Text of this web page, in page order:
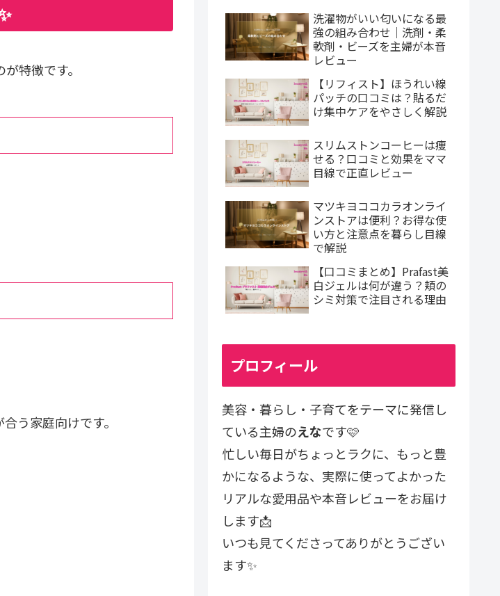
特徴です。
う家庭向けです。
洗濯物がいい匂いになる最
強の組み合わせ｜洗剤・柔
軟剤・ビーズを主婦が本音
レビュー
【リフィスト】ほうれい線
パッチの口コミは？貼るだ
け集中ケアをやさしく解説
スリムストンコーヒーは痩
せる？口コミと効果をママ
目線で正直レビュー
マツキヨココカラオンライ
ンストアは便利？お得な使
い方と注意点を暮らし目線
で解説
【口コミまとめ】Prafast美
白ジェルは何が違う？頬の
シミ対策で注目される理由
プロフィール
美容・暮らし・子育てをテーマに発信し
ている主婦のえなです🩷
忙しい毎日がちょっとラクに、もっと豊
かになるような、実際に使ってよかった
リアルな愛用品や本音レビューをお届け
します📩
いつも見てくださってありがとうござい
ます✨